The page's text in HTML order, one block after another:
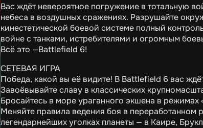
Вас ждёт невероятное погружение в тотальную
небеса в воздушных сражениях. Разрушайте
кинестетической боевой системе полный
войне с танками, истребителями и огромным
Всё это —Battlefield 6!
СЕТЕВАЯ ИГРА
Победа, какой вы её видите! В Battlefield 6 вас
Завоёвывайте славу в классических
Бросайтесь в море ураганного экшена в
Меняйте правила ведения боя в
легендарнейших уголках планеты — в Каире,